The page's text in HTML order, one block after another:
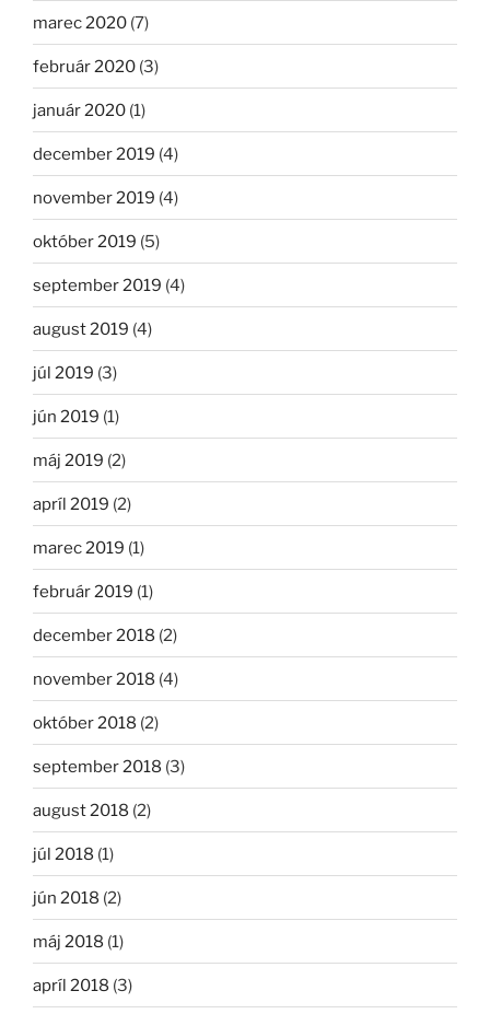
marec 2020 (7)
február 2020 (3)
január 2020 (1)
december 2019 (4)
november 2019 (4)
október 2019 (5)
september 2019 (4)
august 2019 (4)
júl 2019 (3)
jún 2019 (1)
máj 2019 (2)
apríl 2019 (2)
marec 2019 (1)
február 2019 (1)
december 2018 (2)
november 2018 (4)
október 2018 (2)
september 2018 (3)
august 2018 (2)
júl 2018 (1)
jún 2018 (2)
máj 2018 (1)
apríl 2018 (3)